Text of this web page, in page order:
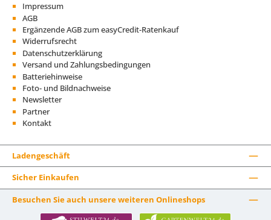
Impressum
AGB
Ergänzende AGB zum easyCredit-Ratenkauf
Widerrufsrecht
Datenschutzerklärung
Versand und Zahlungsbedingungen
Batteriehinweise
Foto- und Bildnachweise
Newsletter
Partner
Kontakt
Ladengeschäft
Sicher Einkaufen
Besuchen Sie auch unsere weiteren Onlineshops